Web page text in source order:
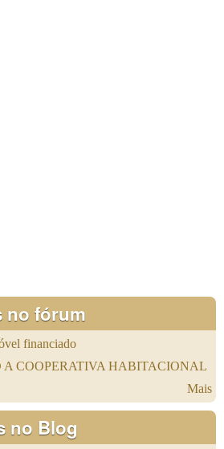
no fórum
financiado
A COOPERATIVA HABITACIONAL
Mais
no Blog